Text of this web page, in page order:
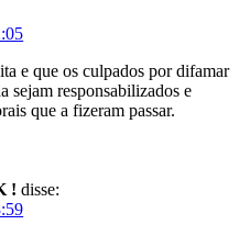
e que os culpados por difamar
sejam responsabilizados e
que a fizeram passar.
! disse: